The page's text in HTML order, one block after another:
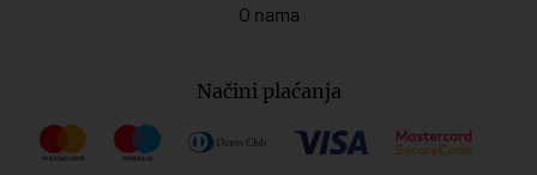
O nama
Načini plaćanja